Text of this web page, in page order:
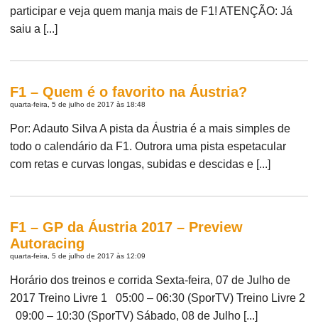
participar e veja quem manja mais de F1! ATENÇÃO: Já
saiu a [...]
F1 – Quem é o favorito na Áustria?
quarta-feira, 5 de julho de 2017 às 18:48
Por: Adauto Silva A pista da Áustria é a mais simples de
todo o calendário da F1. Outrora uma pista espetacular
com retas e curvas longas, subidas e descidas e [...]
F1 – GP da Áustria 2017 – Preview
Autoracing
quarta-feira, 5 de julho de 2017 às 12:09
Horário dos treinos e corrida Sexta-feira, 07 de Julho de
2017 Treino Livre 1 05:00 – 06:30 (SporTV) Treino Livre 2
09:00 – 10:30 (SporTV) Sábado, 08 de Julho [...]